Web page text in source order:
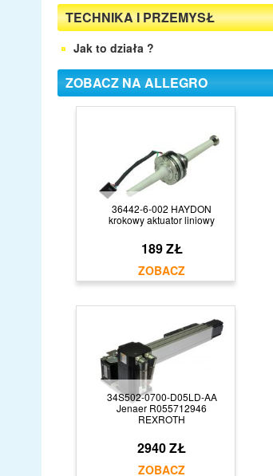
TECHNIKA I PRZEMYSŁ
Jak to działa ?
ZOBACZ NA ALLEGRO
36442-6-002 HAYDON
krokowy aktuator liniowy
189 ZŁ
34S502-0700-D05LD-AA
Jenaer R055712946
REXROTH
2940 ZŁ